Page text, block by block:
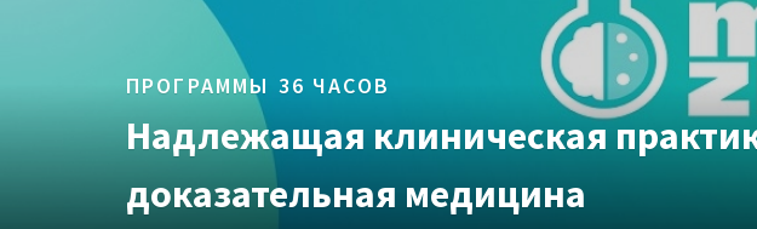
ПРОГРАММЫ 36 ЧАСОВ
Надлежащая клиническая
доказательная медицина